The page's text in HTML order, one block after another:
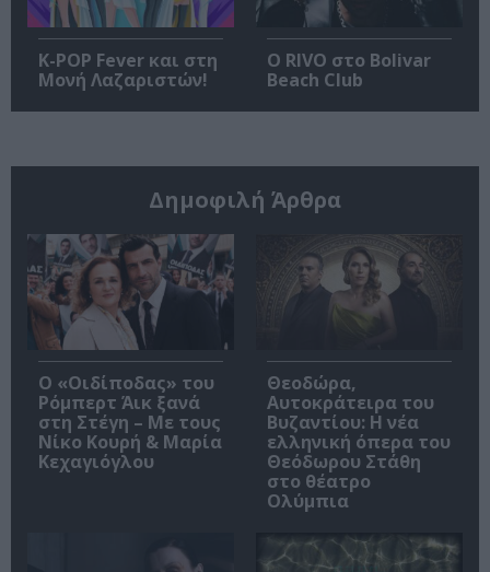
K-POP Fever και στη
Μονή Λαζαριστών!
Ο RIVO στο Bolivar
Beach Club
Δημοφιλή Άρθρα
O «Οιδίποδας» του
Ρόμπερτ Άικ ξανά
στη Στέγη – Με τους
Νίκο Κουρή & Μαρία
Κεχαγιόγλου
Θεοδώρα,
Αυτοκράτειρα του
Βυζαντίου: Η νέα
ελληνική όπερα του
Θεόδωρου Στάθη
στο θέατρο
Ολύμπια